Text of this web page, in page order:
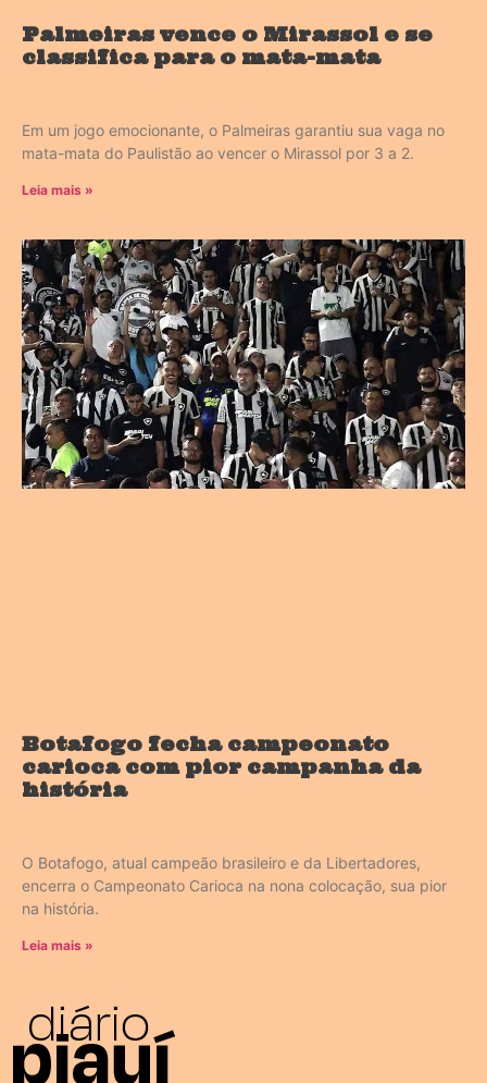
Palmeiras vence o Mirassol e se
classifica para o mata-mata
Em um jogo emocionante, o Palmeiras garantiu sua vaga no
mata-mata do Paulistão ao vencer o Mirassol por 3 a 2.
Leia mais »
Botafogo fecha campeonato
carioca com pior campanha da
história
O Botafogo, atual campeão brasileiro e da Libertadores,
encerra o Campeonato Carioca na nona colocação, sua pior
na história.
Leia mais »